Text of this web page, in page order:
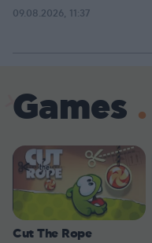
09.08.2026, 11:37
Games
Cut The Rope